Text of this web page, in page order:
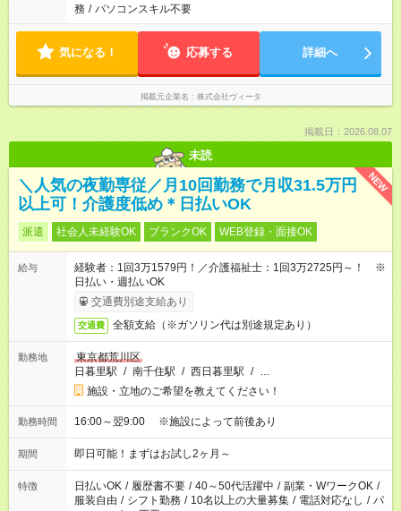
務 / パソコンスキル不要
気になる！ 応募する 詳細へ
掲載元企業名 株式会社ヴィータ
掲載日：2026.08.07
未読
NEW
＼人気の夜勤専従／月10回勤務で月収31.5万円
以上可！介護度低め＊日払いOK
派遣 社会人未経験OK ブランクOK WEB登録・面接OK
給与
経験者：1回3万1579円！／介護福祉士：1回3万2725円～！ ※
日払い・週払いOK
交通費別途支給あり
交通費 全額支給（※ガソリン代は別途規定あり）
勤務地
東京都荒川区
日暮里駅 / 南千住駅 / 西日暮里駅 / …
施設・立地のご希望を教えてください！
勤務時間 16:00～翌9:00 ※施設によって前後あり
期間 即日可能！まずはお試し2ヶ月～
特徴 日払いOK / 履歴書不要 / 40～50代活躍中 / 副業・WワークOK /
服装自由 / シフト勤務 / 10名以上の大量募集 / 電話対応なし / パ